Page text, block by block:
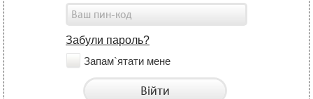
Забули пароль?
Запам`ятати мене
Війти